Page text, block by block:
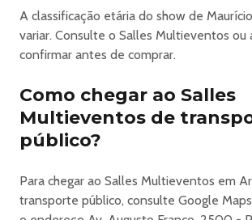
A promessa é uma noite única, intensa e
.
INFORMAÇÕES:
20h00
Horário previsto para início do Show:
22h00
Informações | WhatsApp:
*CLASSIFICAÇÃO ETÁRIA*
Evento classificado para maiores de 16
A classificação etária do show de
variar. Consulte o Salles Multieventos ou
confirmar antes de comprar.
Como chegar ao Salles
Multieventos de
público?
Para chegar ao Salles Multieventos em
transporte público, consulte Google